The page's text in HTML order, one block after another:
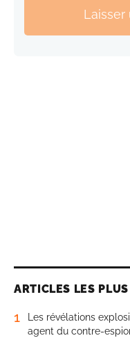
ARTICLES LES
1
Les révélations
agent du contre-